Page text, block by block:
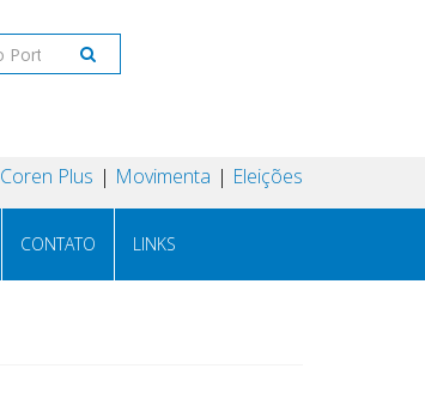
Coren Plus Movimenta Eleições
CONTATO LINKS